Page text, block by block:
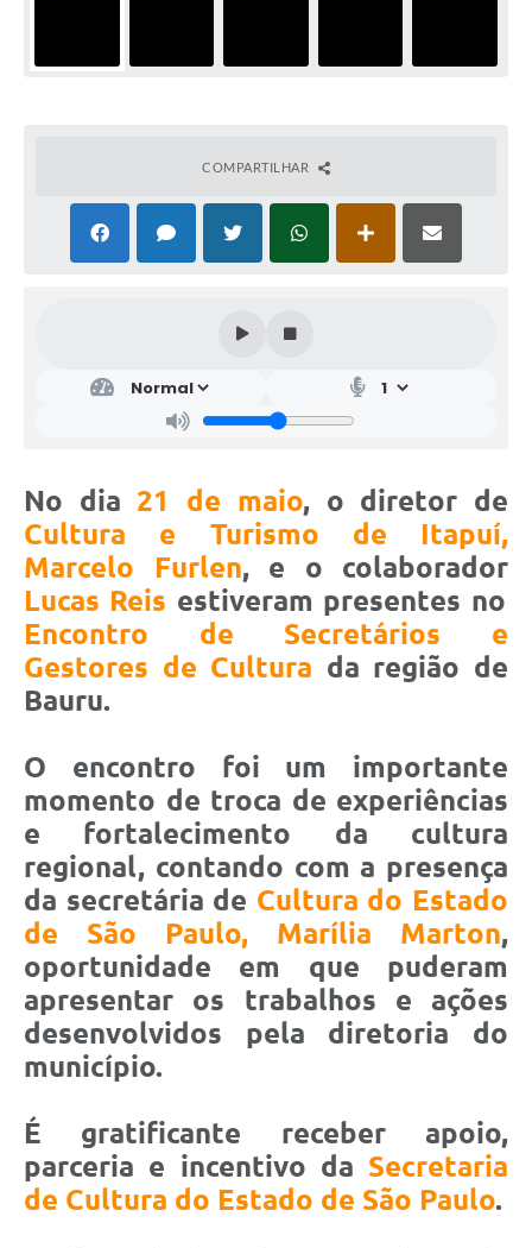
COMPARTILHAR
No dia 21 de maio, o diretor de
Cultura e Turismo de Itapuí,
Marcelo Furlen, e o colaborador
Lucas Reis estiveram presentes no
Encontro de
Secretários e
Gestores de Cultura da região de
Bauru.
O encontro foi um importante
momento de troca de experiências
e fortalecimento da cultura
regional, contando com a presença
da secretária de Cultura do Estado
de São Paulo, Marília Marton,
oportunidade em que puderam
apresentar os trabalhos e ações
desenvolvidos pela diretoria do
município.
É gratificante receber apoio,
parceria e incentivo da Secretaria
de Cultura do Estado de São Paulo.